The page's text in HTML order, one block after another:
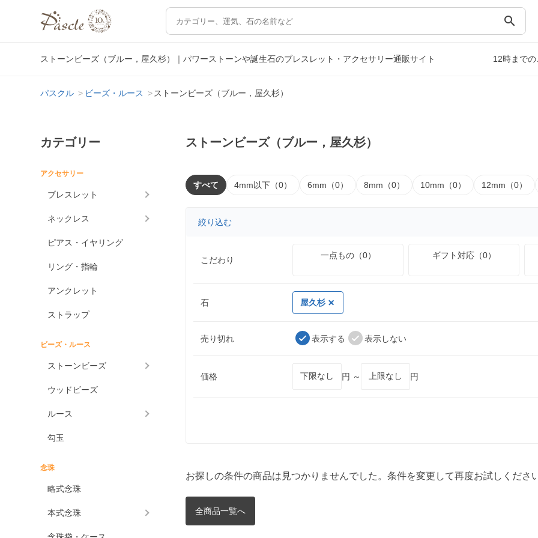
search
ストーンビーズ（ブルー，屋久杉）｜パワーストーンや誕生石のブレスレット・アクセサリー通販サイト 12時まで
パスクル ビーズ・ルース ストーンビーズ（ブルー，屋久杉）
カテゴリー
アクセサリー
ブレスレット
ネックレス
ピアス・イヤリング
リング・指輪
アンクレット
ストラップ
ビーズ・ルース
ストーンビーズ
ウッドビーズ
ルース
勾玉
念珠
略式念珠
本式念珠
ストーンビーズ（ブルー，屋久杉）
すべて 4mm以下（0） 6mm（0） 8mm（0） 10mm（0） 12mm（0）
絞り込む
こだわり 一点もの（0） ギフト対応（0）
石 屋久杉
売り切れ 表示する 表示しない
価格 円 ～ 円
お探しの条件の商品は見つかりませんでした。条件を変更して再度お試しください
全商品一覧へ